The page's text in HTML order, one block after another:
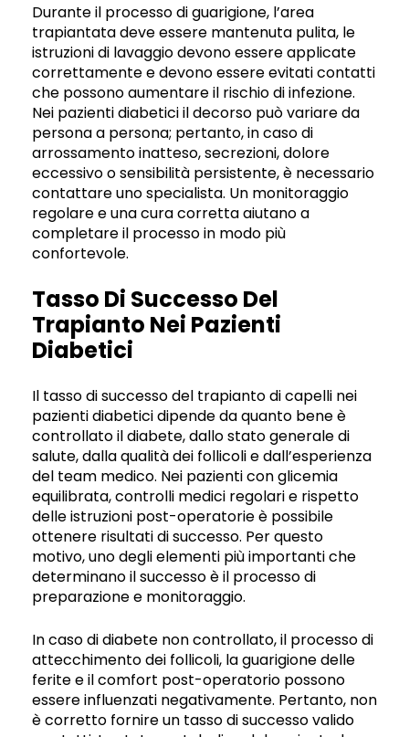
Durante il processo di guarigione, l’area
trapiantata deve essere mantenuta pulita, le
istruzioni di lavaggio devono essere applicate
correttamente e devono essere evitati contatti
che possono aumentare il rischio di infezione.
Nei pazienti diabetici il decorso può variare da
persona a persona; pertanto, in caso di
arrossamento inatteso, secrezioni, dolore
eccessivo o sensibilità persistente, è necessario
contattare uno specialista. Un monitoraggio
regolare e una cura corretta aiutano a
completare il processo in modo più
confortevole.
Tasso Di Successo Del
Trapianto Nei Pazienti
Diabetici
Il tasso di successo del trapianto di capelli nei
pazienti diabetici dipende da quanto bene è
controllato il diabete, dallo stato generale di
salute, dalla qualità dei follicoli e dall’esperienza
del team medico. Nei pazienti con glicemia
equilibrata, controlli medici regolari e rispetto
delle istruzioni post-operatorie è possibile
ottenere risultati di successo. Per questo
motivo, uno degli elementi più importanti che
determinano il successo è il processo di
preparazione e monitoraggio.
In caso di diabete non controllato, il processo di
attecchimento dei follicoli, la guarigione delle
ferite e il comfort post-operatorio possono
essere influenzati negativamente. Pertanto, non
è corretto fornire un tasso di successo valido